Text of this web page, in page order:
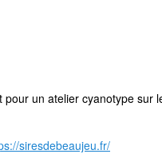
un atelier cyanotype sur
siresdebeaujeu.fr/